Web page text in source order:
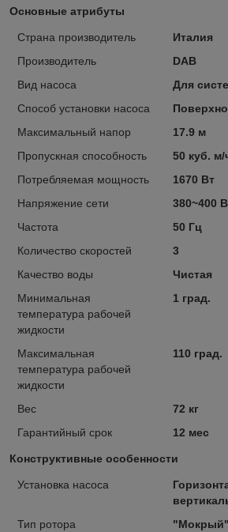
Основные атрибуты
Страна производитель
Италия
Производитель
DAB
Вид насоса
Для
Способ установки насоса
Максимальный напор
17.9 м
Пропускная способность
50 куб. м/
Потребляемая мощность
1670 Вт
Напряжение сети
380~400 В
Частота
50 Гц
Количество скоростей
3
Качество воды
Чистая
Минимальная
температура рабочей
жидкости
1 град.
Максимальная
температура рабочей
жидкости
110 град.
Вес
72 кг
Гарантийный срок
12 мес
Конструктивные особенности
Установка насоса
Тип ротора
"Мокрый"